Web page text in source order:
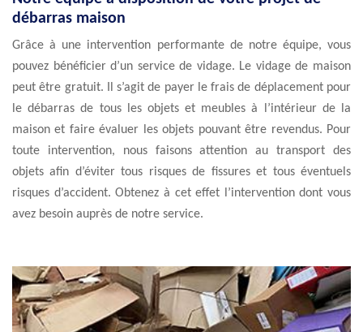
débarras maison
Grâce à une intervention performante de notre équipe, vous
pouvez bénéficier d’un service de vidage. Le vidage de maison
peut être gratuit. Il s’agit de payer le frais de déplacement pour
le débarras de tous les objets et meubles à l’intérieur de la
maison et faire évaluer les objets pouvant être revendus. Pour
toute intervention, nous faisons attention au transport des
objets afin d’éviter tous risques de fissures et tous éventuels
risques d’accident. Obtenez à cet effet l’intervention dont vous
avez besoin auprès de notre service.